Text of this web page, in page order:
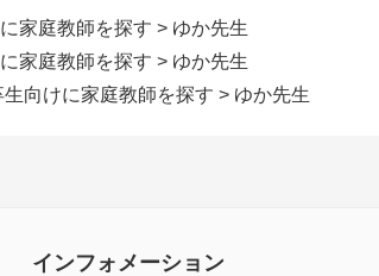
家庭教師を探す > ゆか先生
家庭教師を探す > ゆか先生
向けに家庭教師を探す > ゆか先生
インフォメーション